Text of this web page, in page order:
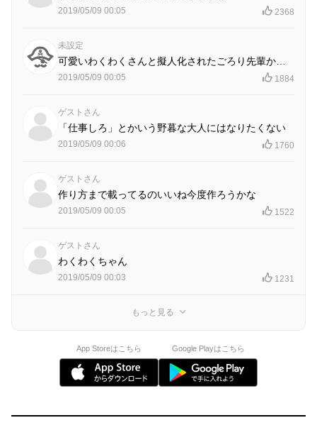
2019/05/09 00:05 2368
未設定
可愛いわくわくさんと擬人化されたごろり先輩か…
2019/05/09 00:05 1884
ゲストさん
「仕事しろ」とかいう野暮な大人にはなりたくない
2019/05/09 00:06 1760
ゲストさん
作り方まで載ってるのいいね今度作ろうかな
2019/05/09 00:05 1522
ゲストさん
わくわくちゃん
2019/05/09 00:03 1231
もっと見る
App Storeはこちら Google Playはこちら